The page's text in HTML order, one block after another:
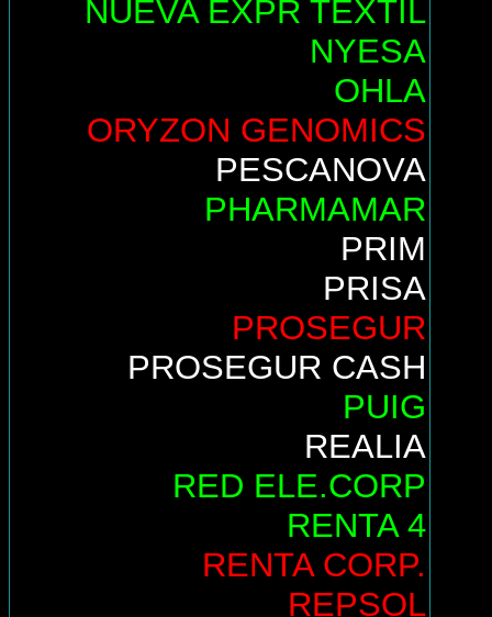
NUEVA EXPR TEXTIL
NYESA
OHLA
ORYZON GENOMICS
PESCANOVA
PHARMAMAR
PRIM
PRISA
PROSEGUR
PROSEGUR CASH
PUIG
REALIA
RED ELE.CORP
RENTA 4
RENTA CORP.
REPSOL